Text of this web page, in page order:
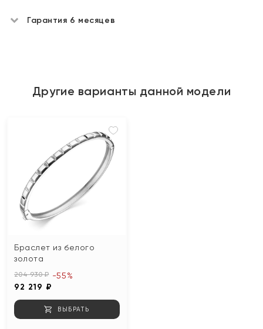
Гарантия 6 месяцев
Другие варианты данной модели
Браслет из белого
золота
204 930 ₽
92 219 ₽
-55%
ВЫБРАТЬ